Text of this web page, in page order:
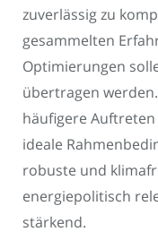
zuverlässig zu
gesammelten
Optimierungen
übertragen
häufigere
ideale
robuste und
energiepolitisch
stärkend.